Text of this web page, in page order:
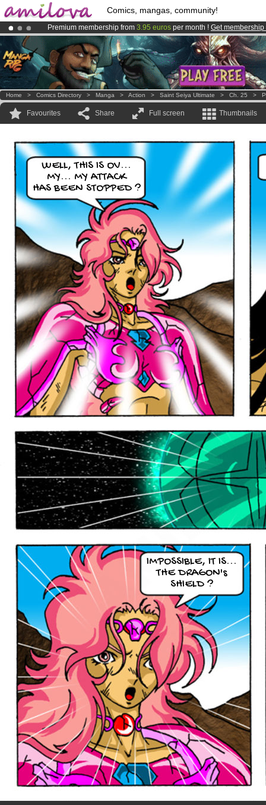
Comics, mangas, community!
Premium membership from 3.95 euros per month ! Get membership
Already 100000membersand 1000comics & mangas!.
AmilovaKickstarter is now LIVE!.
Home > Comics Directory > Manga > Action > Saint Seiya Ultimate > Ch. 25 >
Favourites Share Full screen Thumbnails
WELL, THIS IS OV...
MY... MY ATTACK
HAS BEEN STOPPED ?
IMPOSSIBLE, IT IS...
THE DRAGON's
SHIELD ?